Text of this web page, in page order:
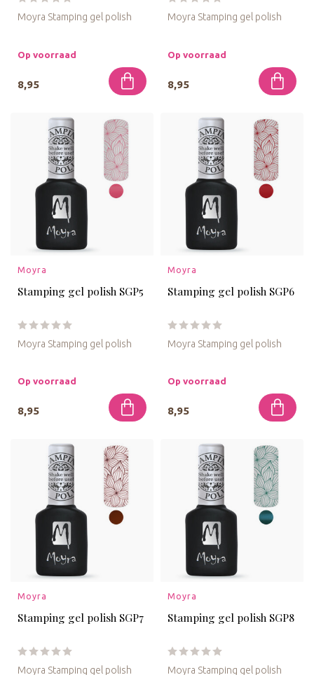
Moyra Stamping gel polish
in een flesje kun je de ...
Op voorraad
8,95
Moyra Stamping gel polish
in een flesje kun je de ...
Op voorraad
8,95
Moyra
Stamping gel polish SGP5
Moyra Stamping gel polish
in een flesje kun je de ...
Op voorraad
8,95
Moyra
Stamping gel polish SGP6
Moyra Stamping gel polish
in een flesje kun je de ...
Op voorraad
8,95
Moyra
Stamping gel polish SGP7
Moyra Stamping gel polish
Moyra
Stamping gel polish SGP8
Moyra Stamping gel polish